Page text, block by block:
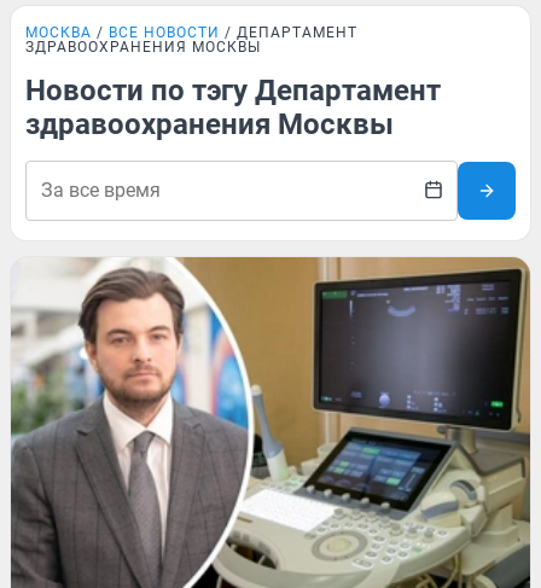
МОСКВА ВСЕ НОВОСТИ
ДЕПАРТАМЕНТ
ЗДРАВООХРАНЕНИЯ МОСКВЫ
Новости по тэгу Департамент
здравоохранения Москвы